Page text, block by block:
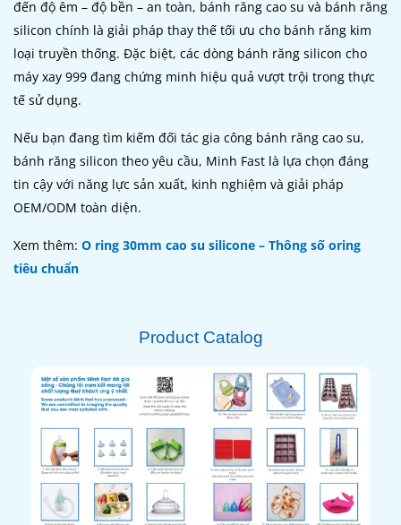
đến độ êm – độ bền – an toàn, bánh răng cao su và bánh răng
silicon chính là giải pháp thay thế tối ưu cho bánh răng kim
loại truyền thống. Đặc biệt, các dòng bánh răng silicon cho
máy xay 999 đang chứng minh hiệu quả vượt trội trong thực
tế sử dụng.
Nếu bạn đang tìm kiếm đối tác gia công bánh răng cao su,
bánh răng silicon theo yêu cầu, Minh Fast là lựa chọn đáng
tin cậy với năng lực sản xuất, kinh nghiệm và giải pháp
OEM/ODM toàn diện.
Xem thêm: O ring 30mm cao su silicone – Thông số oring
tiêu chuẩn
Product Catalog